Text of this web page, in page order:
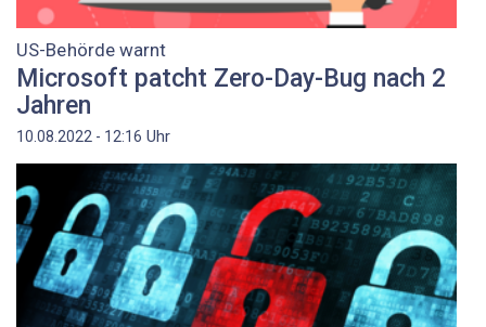
US-Behörde warnt
Microsoft patcht Zero-Day-Bug nach 2
Jahren
10.08.2022 - 12:16 Uhr